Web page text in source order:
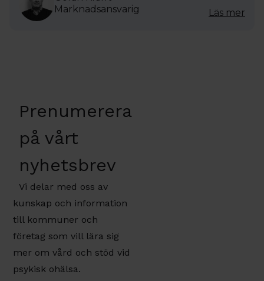
Marknadsansvarig
Läs mer
Prenumerera
på vårt
nyhetsbrev
Vi delar med oss av
kunskap och information
till kommuner och
företag som vill lära sig
mer om vård och stöd vid
psykisk ohälsa.